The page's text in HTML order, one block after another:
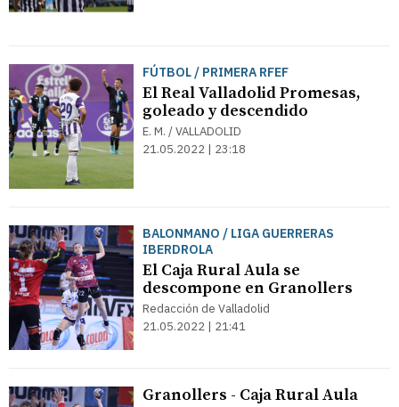
FÚTBOL / PRIMERA RFEF
El Real Valladolid Promesas,
goleado y descendido
E. M. / VALLADOLID
21.05.2022 | 23:18
BALONMANO / LIGA GUERRERAS
IBERDROLA
El Caja Rural Aula se
descompone en Granollers
Redacción de Valladolid
21.05.2022 | 21:41
Granollers - Caja Rural Aula